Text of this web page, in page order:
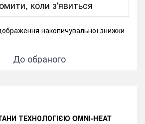
коли з'явиться
накопичувальної знижки
До обраного
ТЕХНОЛОГІЄЮ OMNI-HEAT